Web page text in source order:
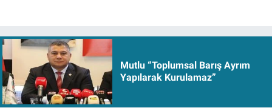
Mutlu “Toplumsal Barış Ayrım
Yapılarak Kurulamaz”